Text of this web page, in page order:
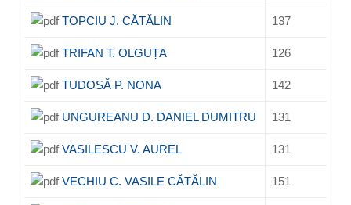
TOPCIU J. CĂTĂLIN 137
TRIFAN T. OLGUȚA 126
TUDOSĂ P. NONA 142
UNGUREANU D. DANIEL DUMITRU 131
VASILESCU V. AUREL 131
VECHIU C. VASILE CĂTĂLIN 151